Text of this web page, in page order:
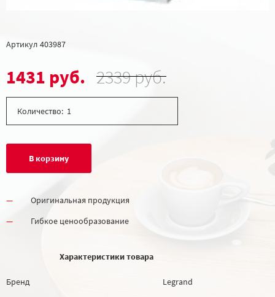
Артикул 403987
1431 руб. 2339 руб.
Количество:
В корзину
Оригинальная продукция
Гибкое ценообразование
Характеристики товара
Бренд Legrand